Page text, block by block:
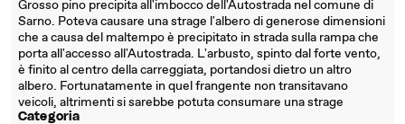
Grosso pino precipita all'imbocco dell'Autostrada nel comune di
Sarno. Poteva causare una strage l'albero di generose dimensioni
che a causa del maltempo è precipitato in strada sulla rampa che
porta all'accesso all'Autostrada. L'arbusto, spinto dal forte vento,
è finito al centro della carreggiata, portandosi dietro un altro
albero. Fortunatamente in quel frangente non transitavano
veicoli, altrimenti si sarebbe potuta consumare una strage
Categoria